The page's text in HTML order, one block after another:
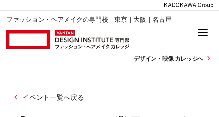
ファッション・ヘアメイクの専門校 東京｜大阪｜名古屋
デザイン・ 映像 カレッジへ
イベント一覧へ戻る